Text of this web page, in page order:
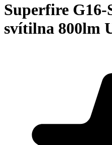
Superfire
svítilna 800lm